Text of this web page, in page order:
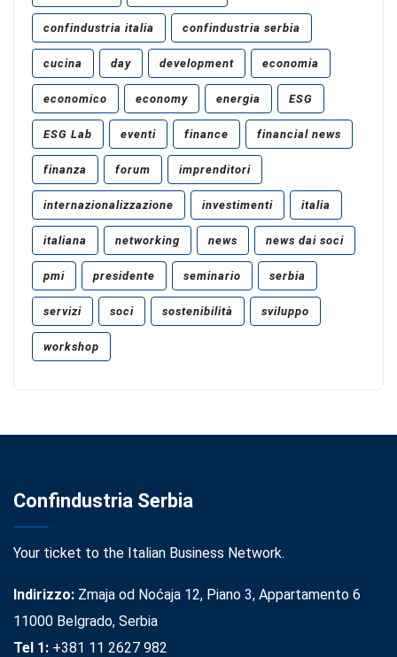
confindustria italia confindustria serbia
cucina day development economia
economico economy energia ESG
ESG Lab eventi finance financial news
finanza forum imprenditori
internazionalizzazione investimenti italia
italiana networking news news dai soci
pmi presidente seminario serbia
servizi soci sostenibilità sviluppo
workshop
Confindustria Serbia
Your ticket to the Italian Business Network.
Indirizzo: Zmaja od Noćaja 12, Piano 3, Appartamento 6
11000 Belgrado, Serbia
Tel 1: +381 11 2627 982